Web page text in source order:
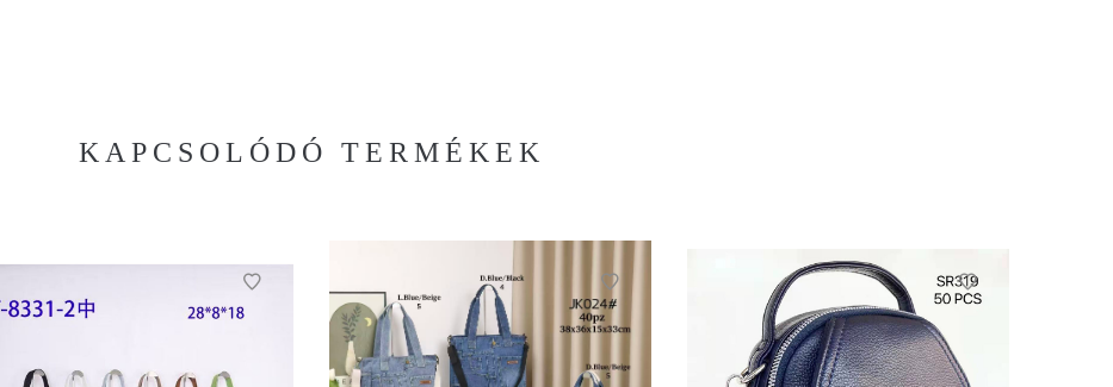
KAPCSOLÓDÓ TERMÉKEK